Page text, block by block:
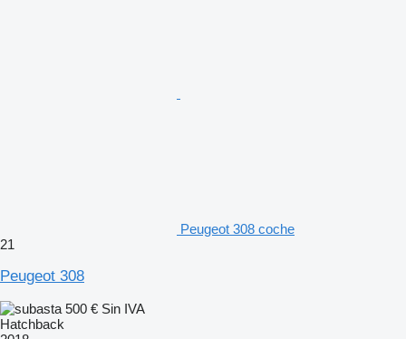
Peugeot 308 coche
21
Peugeot 308
500 € Sin IVA
Hatchback